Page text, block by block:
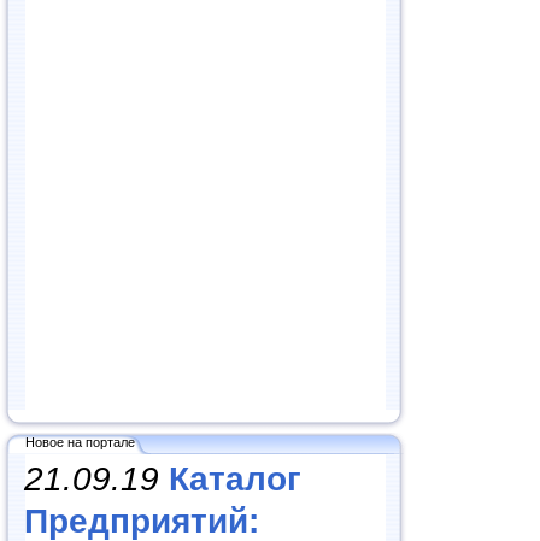
Новое на портале
21.09.19 Каталог
Предприятий: